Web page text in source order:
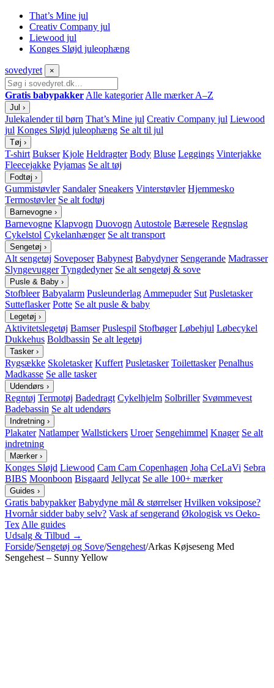
That’s Mine jul
Creativ Company jul
Liewood jul
Konges Sløjd juleophæng
sovedyret ×
Gratis babypakker Alle kategorier Alle mærker A–Z
Jul ›
Julekalender til børn That’s Mine jul Creativ Company jul Liewood
jul Konges Sløjd juleophæng Se alt til jul
Tøj ›
T-shirt Bukser Kjole Heldragter Body Bluse Leggings Vinterjakke
Fleecejakke Pyjamas Se alt tøj
Fodtøj ›
Gummistøvler Sandaler Sneakers Vinterstøvler Hjemmesko
Termostøvler Se alt fodtøj
Barnevogne ›
Barnevogne Klapvogn Duovogn Autostole Bæresele Regnslag
Cykelstol Cykelanhænger Se alt transport
Sengetøj ›
Alt sengetøj Soveposer Babynest Babydyner Sengerande Madrasser
Slyngevugger Tyngdedyner Se alt sengetøj & sove
Pusle & Baby ›
Stofbleer Babyalarm Pusleunderlag Ammepuder Sut Pusletasker
Sutteflasker Potte Se alt pusle & baby
Legetøj ›
Aktivitetslegetøj Bamser Puslespil Stofbøger Løbehjul Løbecykel
Dukkehus Boldbassin Se alt legetøj
Tasker ›
Rygsække Skoletasker Kuffert Pusletasker Toilettasker Penalhus
Madkasse Se alle tasker
Udendørs ›
Regntøj Termotøj Badedragt Cykelhjelm Solbriller Svømmevest
Badebassin Se alt udendørs
Indretning ›
Plakater Natlamper Wallstickers Uroer Sengehimmel Knager Se alt
indretning
Mærker ›
Konges Sløjd Liewood Cam Cam Copenhagen Joha CeLaVi Sebra
BIBS Moonboon Bisgaard Jellycat Se alle 100+ mærker
Guides ›
Gratis babypakker Babydyne mål & størrelser Hvilken voksipose?
Hvornår sidder baby selv? Vask af sengerand Økologisk vs Oeko-
Tex Alle guides
Udsalg & Tilbud →
Forside/Sengetøj og Sove/Sengehest/Arkas Køjseseng Med
Sengehest – Sunny Yellow